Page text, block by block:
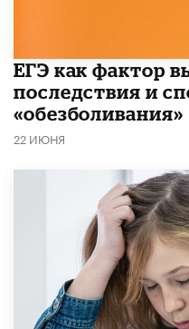
​ЕГЭ как фактор
последствия и
«обезболивания»
22 ИЮНЯ